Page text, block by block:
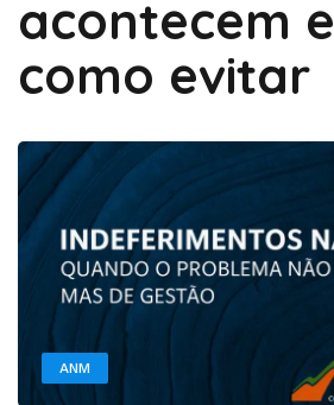
acontecem e
como evitar
ANM